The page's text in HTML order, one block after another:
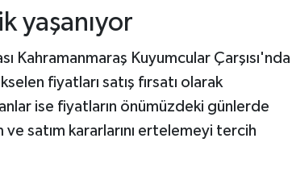
yaşanıyor
Kahramanmaraş Kuyumcular Çarşısı'nda
fiyatları satış fırsatı olarak
ise fiyatların önümüzdeki günlerde
satım kararlarını ertelemeyi tercih